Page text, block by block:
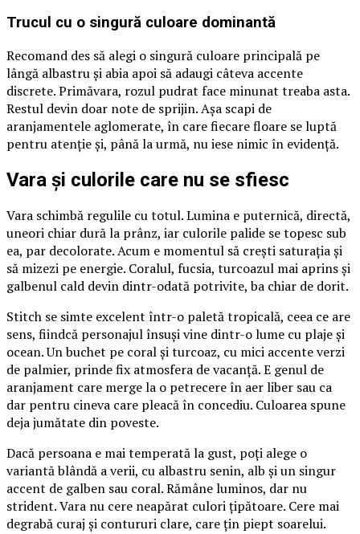
Trucul cu o singură culoare dominantă
Recomand des să alegi o singură culoare principală pe
lângă albastru și abia apoi să adaugi câteva accente
discrete. Primăvara, rozul pudrat face minunat treaba asta.
Restul devin doar note de sprijin. Așa scapi de
aranjamentele aglomerate, în care fiecare floare se luptă
pentru atenție și, până la urmă, nu iese nimic în evidență.
Vara și culorile care nu se sfiesc
Vara schimbă regulile cu totul. Lumina e puternică, directă,
uneori chiar dură la prânz, iar culorile palide se topesc sub
ea, par decolorate. Acum e momentul să crești saturația și
să mizezi pe energie. Coralul, fucsia, turcoazul mai aprins și
galbenul cald devin dintr-odată potrivite, ba chiar de dorit.
Stitch se simte excelent într-o paletă tropicală, ceea ce are
sens, fiindcă personajul însuși vine dintr-o lume cu plaje și
ocean. Un buchet pe coral și turcoaz, cu mici accente verzi
de palmier, prinde fix atmosfera de vacanță. E genul de
aranjament care merge la o petrecere în aer liber sau ca
dar pentru cineva care pleacă în concediu. Culoarea spune
deja jumătate din poveste.
Dacă persoana e mai temperată la gust, poți alege o
variantă blândă a verii, cu albastru senin, alb și un singur
accent de galben sau coral. Rămâne luminos, dar nu
strident. Vara nu cere neapărat culori țipătoare. Cere mai
degrabă curaj și contururi clare, care țin piept soarelui.